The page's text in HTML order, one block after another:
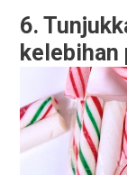
6.
kelebihan